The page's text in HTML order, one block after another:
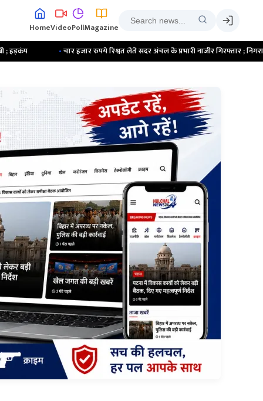
HomeVideoPollMagazine
•चार हजार रुपये रिश्वत लेते सदर अंचल के प्रभारी नाजीर गिरफ्तार ; निगरानी टीम ले गई